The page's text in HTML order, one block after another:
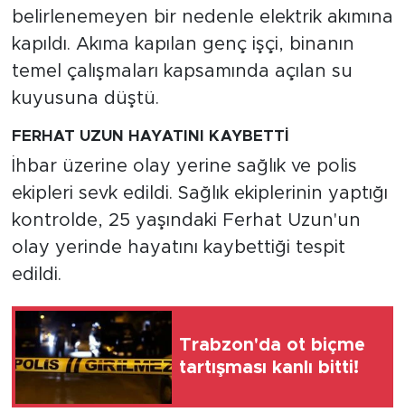
belirlenemeyen bir nedenle elektrik akımına
kapıldı. Akıma kapılan genç işçi, binanın
temel çalışmaları kapsamında açılan su
kuyusuna düştü.
FERHAT UZUN HAYATINI KAYBETTİ
İhbar üzerine olay yerine sağlık ve polis
ekipleri sevk edildi. Sağlık ekiplerinin yaptığı
kontrolde, 25 yaşındaki Ferhat Uzun'un
olay yerinde hayatını kaybettiği tespit
edildi.
Trabzon'da ot biçme
tartışması kanlı bitti!